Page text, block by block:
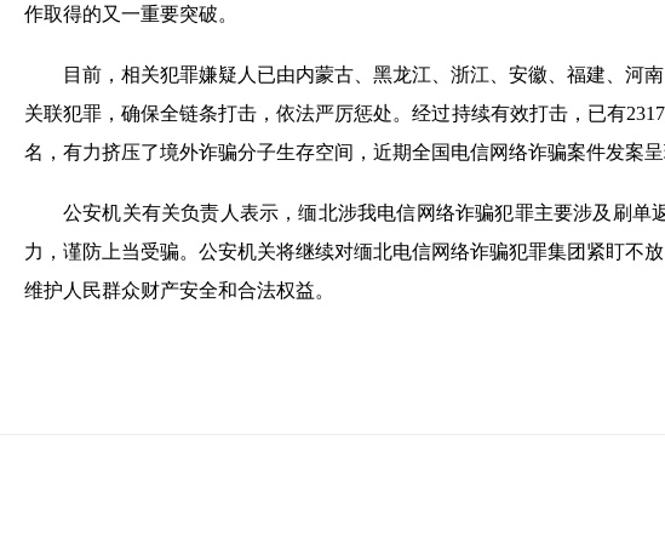
作取得的又一重要突破。
目前，相关犯罪嫌疑人已由内蒙古、黑龙江、浙江、安徽、福建、河
关联犯罪，确保全链条打击，依法严厉惩处。经过持续有效打击，已有
名，有力挤压了境外诈骗分子生存空间，近期全国电信网络诈骗案件发案呈
公安机关有关负责人表示，缅北涉我电信网络诈骗犯罪主要涉及刷
力，谨防上当受骗。公安机关将继续对缅北电信网络诈骗犯罪集团紧盯不
维护人民群众财产安全和合法权益。